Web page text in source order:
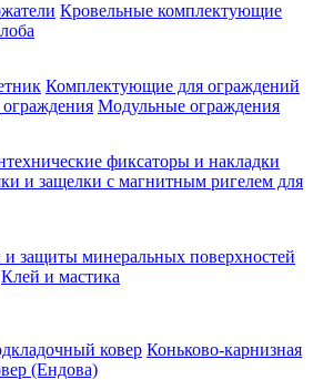
Кровельные комплектующие
Комплектующие для ограждений
Модульные ограждения
фиксаторы и накладки
и защелки с магнитным ригелем для
и защиты минеральных поверхностей
Клей и мастика
ковер Коньково-карнизная
(Ендова)